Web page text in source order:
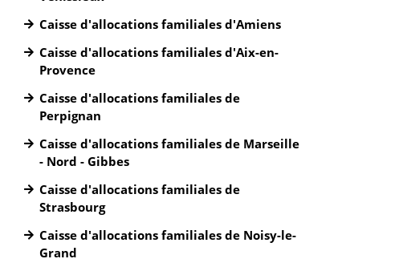
Caisse d'allocations familiales d'Amiens
Caisse d'allocations familiales d'Aix-en-
Provence
Caisse d'allocations familiales de
Perpignan
Caisse d'allocations familiales de Marseille
- Nord - Gibbes
Caisse d'allocations familiales de
Strasbourg
Caisse d'allocations familiales de Noisy-le-
Grand